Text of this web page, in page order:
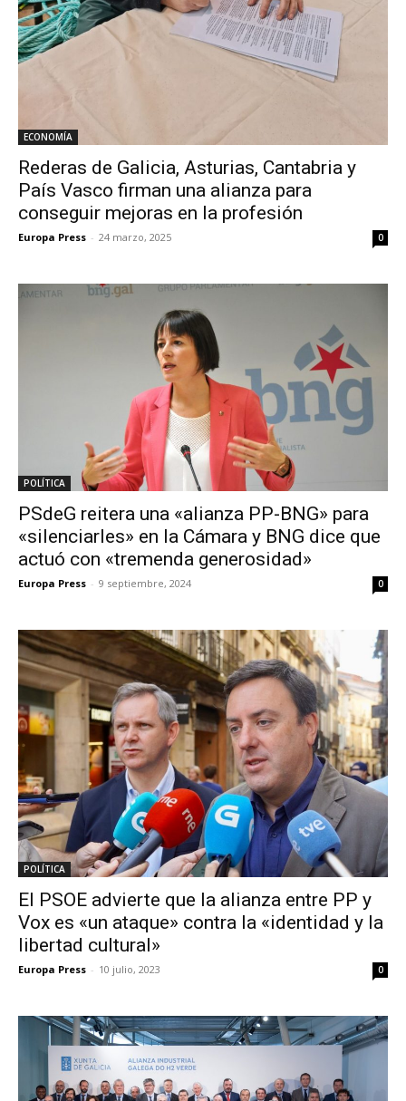
ECONOMÍA
Rederas de Galicia, Asturias, Cantabria y
País Vasco firman una alianza para
conseguir mejoras en la profesión
Europa Press - 24 marzo, 2025 0
POLÍTICA
PSdeG reitera una «alianza PP-BNG» para
«silenciarles» en la Cámara y BNG dice que
actuó con «tremenda generosidad»
Europa Press - 9 septiembre, 2024 0
POLÍTICA
El PSOE advierte que la alianza entre PP y
Vox es «un ataque» contra la «identidad y la
libertad cultural»
Europa Press - 10 julio, 2023 0